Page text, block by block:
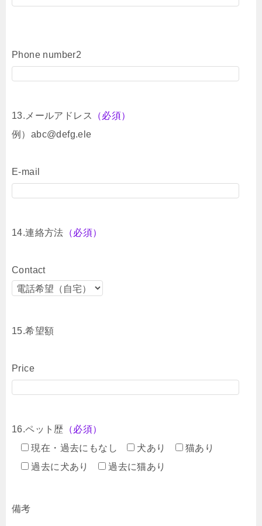
Phone number2
13.メールアドレス
（必須）
例）abc@defg.ele
E-mail
14.連絡方法 （必須）
Contact
15.希望額
Price
16.ペット歴 （必須）
現在・過去にもなし
犬あり
猫あり
過去に犬あり
過去に猫あり
備考